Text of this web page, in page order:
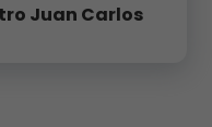
Juan Carlos